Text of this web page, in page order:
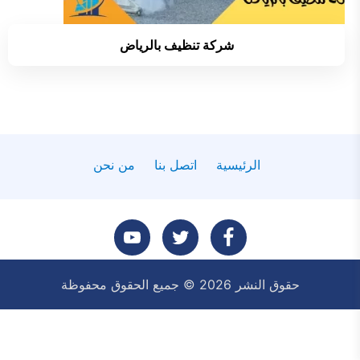
شركة تنظيف بالرياض
الرئيسية اتصل بنا من نحن
تابعنا
على
تابعنا
على
تابعنا
على حقوق النشر 2026 © جميع الحقوق محفوظة